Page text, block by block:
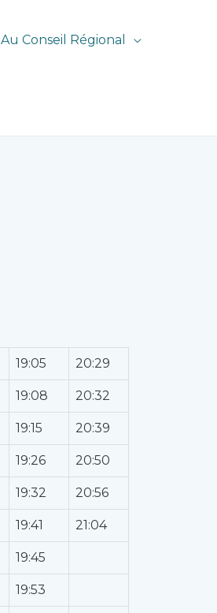
Au Conseil Régional
19:05 20:29
19:08 20:32
19:15 20:39
19:26 20:50
19:32 20:56
19:41 21:04
19:45
19:53